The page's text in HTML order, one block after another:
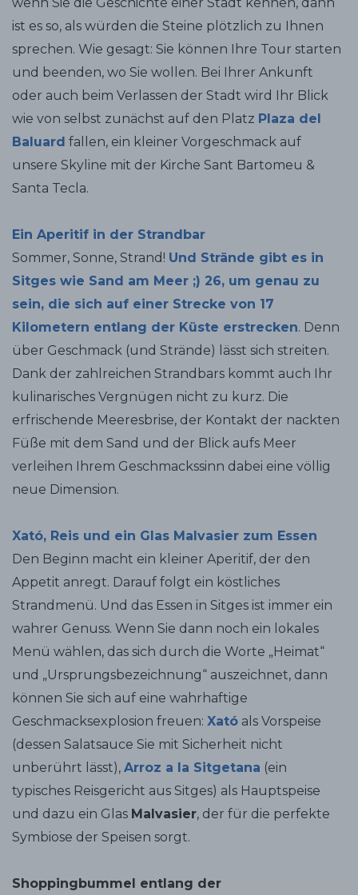
ist es so, als würden die Steine plötzlich zu Ihnen
sprechen. Wie gesagt: Sie können Ihre Tour starten
und beenden, wo Sie wollen. Bei Ihrer Ankunft
oder auch beim Verlassen der Stadt wird Ihr Blick
wie von selbst zunächst auf den Platz Plaza del
Baluard fallen, ein kleiner Vorgeschmack auf
unsere Skyline mit der Kirche Sant Bartomeu &
Santa Tecla.
Ein Aperitif in der Strandbar
Sommer, Sonne, Strand! Und Strände gibt es in
Sitges wie Sand am Meer ;) 26, um genau zu
sein, die sich auf einer Strecke von 17
Kilometern entlang der Küste erstrecken. Denn
über Geschmack (und Strände) lässt sich streiten.
Dank der zahlreichen Strandbars kommt auch Ihr
kulinarisches Vergnügen nicht zu kurz. Die
erfrischende Meeresbrise, der Kontakt der nackten
Füße mit dem Sand und der Blick aufs Meer
verleihen Ihrem Geschmackssinn dabei eine völlig
neue Dimension.
Xató, Reis und ein Glas Malvasier zum Essen
Den Beginn macht ein kleiner Aperitif, der den
Appetit anregt. Darauf folgt ein köstliches
Strandmenü. Und das Essen in Sitges ist immer ein
wahrer Genuss. Wenn Sie dann noch ein lokales
Menü wählen, das sich durch die Worte „Heimat“
und „Ursprungsbezeichnung“ auszeichnet, dann
können Sie sich auf eine wahrhaftige
Geschmacksexplosion freuen: Xató als Vorspeise
(dessen Salatsauce Sie mit Sicherheit nicht
unberührt lässt), Arroz a la Sitgetana (ein
typisches Reisgericht aus Sitges) als Hauptspeise
und dazu ein Glas Malvasier, der für die perfekte
Symbiose der Speisen sorgt.
Shoppingbummel entlang der